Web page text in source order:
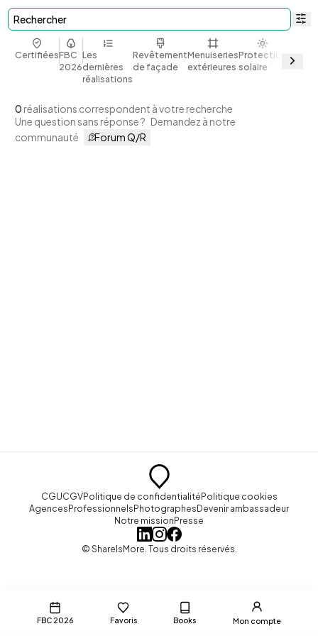
FBC 2026 Favoris Books Mon compte
Rechercher
CertifiéesFBC
2026
Les
dernières
réalisations
Revêtement
de façade
Menuiseries
extérieures
Protection
solaire
Bio et
0 réalisations correspondent à votre recherche
Une question sans réponse ? Demandez à notre
communauté
Forum Q/R
CGUCGVPolitique de confidentialitéPolitique cookies
AgencesProfessionnelsPhotographesDevenir ambassadeur
Notre missionPresse
© ShareIsMore. Tous droits réservés.